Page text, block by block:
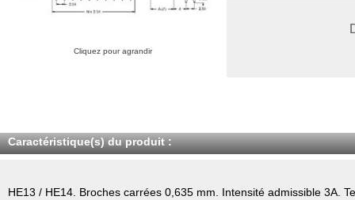
Cliquez pour agrandir
Caractéristique(s) du produit :
HE13 / HE14. Broches carrées 0,635 mm. Intensité admissible 3A.